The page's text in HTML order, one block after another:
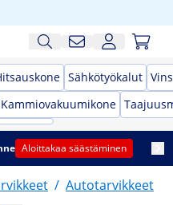
Sähkötyökalut
Kammiovakuumikone
Aloittakaa säästäminen
/ Autotarvikkeet